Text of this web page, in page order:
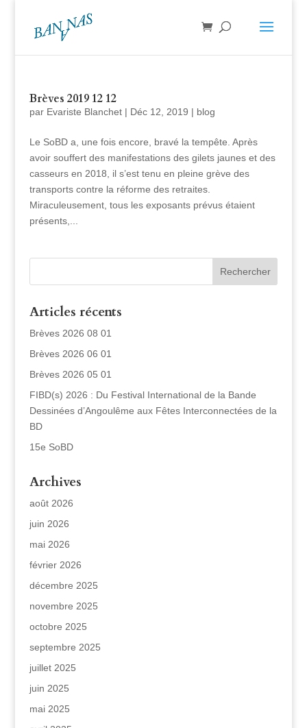
Brèves 2019 12 12
par Evariste Blanchet| Déc 12, 2019 | blog
Le SoBD a, une fois encore, bravé la tempête. Après
avoir souffert des manifestations des gilets jaunes et des
casseurs en 2018, il s’est tenu en pleine grève des
transports contre la réforme des retraites.
Miraculeusement, tous les exposants prévus étaient
présents,...
Articles récents
Brèves 2026 08 01
Brèves 2026 06 01
Brèves 2026 05 01
FIBD(s) 2026 : Du Festival International de la Bande
Dessinées d’Angoulême aux Fêtes Interconnectées de la
BD
15e SoBD
Archives
août 2026
juin 2026
mai 2026
février 2026
décembre 2025
novembre 2025
octobre 2025
septembre 2025
juillet 2025
juin 2025
mai 2025